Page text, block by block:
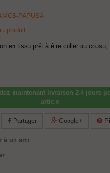
PAPUSA
produit
en tissu prêt à être coller ou cousu,
maintenant livraison 2-4 jours
article
Partager Google+
à un ami